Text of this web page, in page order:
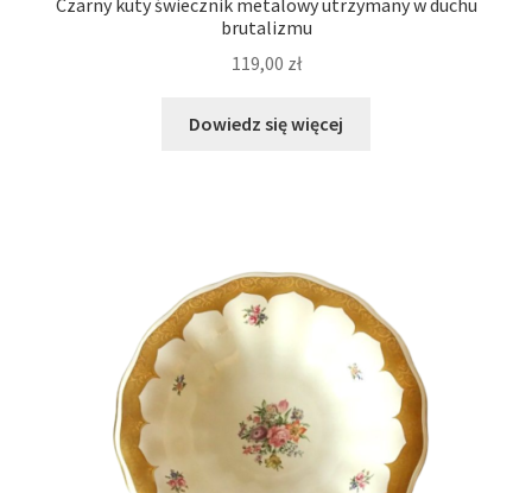
brutalizmu
119,00 zł
Dowiedz się więcej